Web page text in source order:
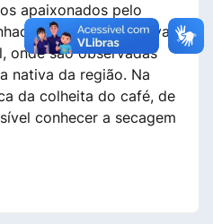
apaixonados pelo
e passeios a cavalo
onde são observadas
nativa da região. Na
da colheita do café, de
conhecer a secagem